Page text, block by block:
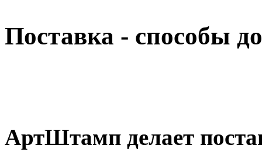
Поставка - способы
АртШтамп делает